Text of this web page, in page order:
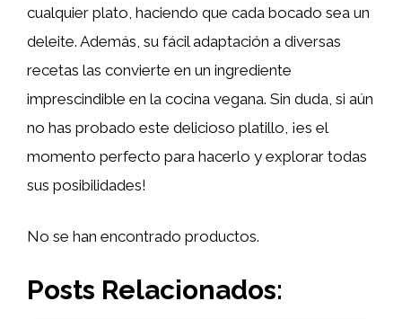
cualquier plato, haciendo que cada bocado sea un
deleite. Además, su fácil adaptación a diversas
recetas las convierte en un ingrediente
imprescindible en la cocina vegana. Sin duda, si aún
no has probado este delicioso platillo, ¡es el
momento perfecto para hacerlo y explorar todas
sus posibilidades!
No se han encontrado productos.
Posts Relacionados: